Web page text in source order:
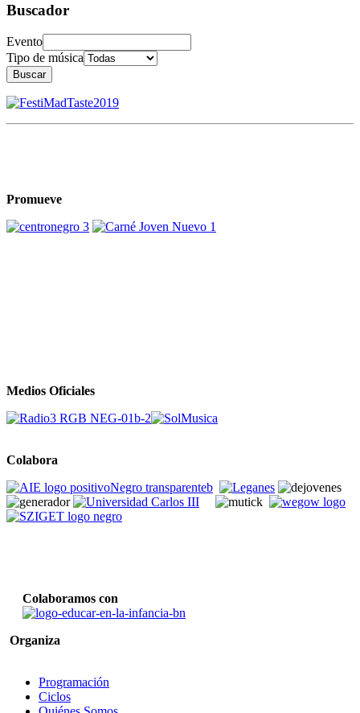
Buscador
Evento
Tipo de música
Buscar
Promueve
Medios Oficiales
Colabora
Colaboramos con
Organiza
Programación
Ciclos